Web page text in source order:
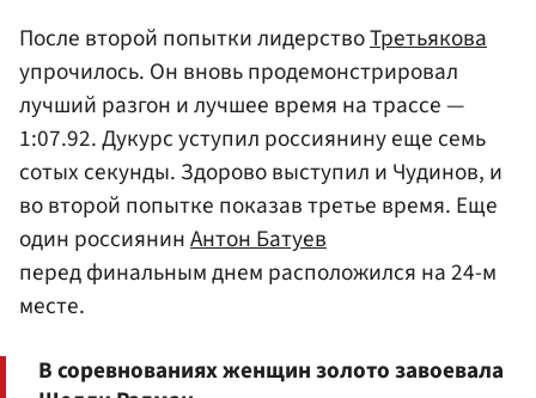
После второй попытки лидерствоТретьякова
упрочилось. Он вновь продемонстрировал
лучший разгон и лучшее время на трассе —
1:07.92. Дукурс уступил россиянину еще семь
сотых секунды. Здорово выступил и Чудинов, и
во второй попытке показав третье время. Еще
один россиянинАнтон Батуев
перед финальным днем расположился на 24-м
месте.
В соревнованиях женщин золото завоевала